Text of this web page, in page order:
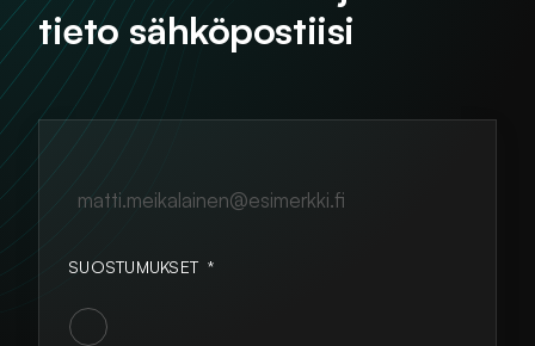
tieto sähköpostiisi
SUOSTUMUKSET *